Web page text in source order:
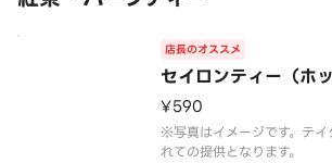
セイロンティー（ホッ
店長のオススメ
¥590
※写真はイメージです。テ
れての提供となります。